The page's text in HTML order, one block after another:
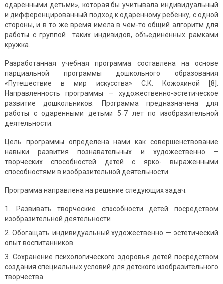
одарёнными детьми», которая бы учитывала индивидуальный
и дифференцированный подход к одарённому ребёнку, с одной
стороны, и в то же время имела в чём-то общий алгоритм для
работы с группой таких индивидов, объединённых рамками
кружка.
Разработанная учебная программа составлена на основе
парциальной программы дошкольного образования
«Путешествие в мир искусства» С.К. Кожохиной [8].
Направленность программы — художественно-эстетическое
развитие дошкольников. Программа предназначена для
работы с одаренными детьми 5‑7 лет по изобразительной
деятельности.
Цель программы определена нами как совершенствование
навыки развития познавательных и художественно –
творческих способностей детей с ярко- выраженными
способностями в изобразительной деятельности.
Программа направлена на решение следующих задач:
Развивать творческие способности детей посредством
изобразительной деятельности.
Обогащать индивидуальный художественно — эстетический
опыт воспитанников.
Сохранение психологического здоровья детей посредством
создания специальных условий для детского изобразительного
творчества.